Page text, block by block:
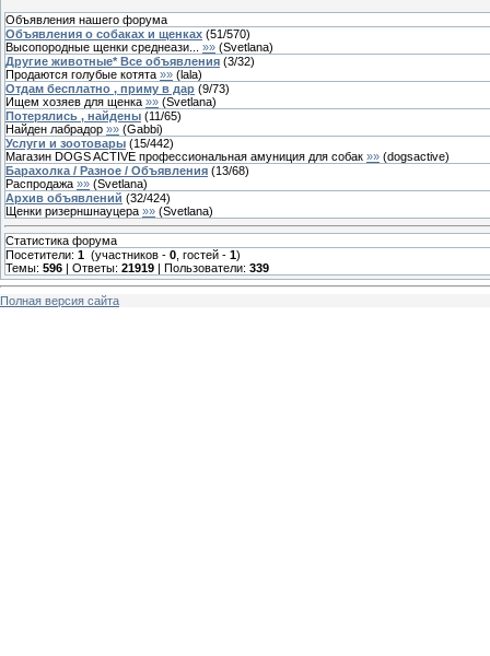
Объявления нашего форума
Объявления о собаках и щенках (51 /570)
Высопородные щенки среднеази...
»» (Svetlana)
Другие животные* Все объявления (3/32)
Продаются голубые котята »» (lala)
Отдам бесплатно , приму в дар (9/73)
Ищем хозяев для щенка »» (Svetlana)
Потерялись , найдены (11 /65)
Найден лабрадор »» (Gabbi)
Услуги и зоотовары (15/442)
Магазин DOGS ACTIVE профессиональная амуниция для собак »» (dogsactive)
Барахолка / Разное / Объявления (13/68)
Распродажа »» (Svetlana)
Архив объявлений (32/424)
Щенки ризерншнауцера »» (Svetlana)
Статистика форума
Посетители: 1 (участников - 0 , гостей - 1)
Темы: 596 | Ответы: 21919 | Пользователи: 339
Полная версия сайта